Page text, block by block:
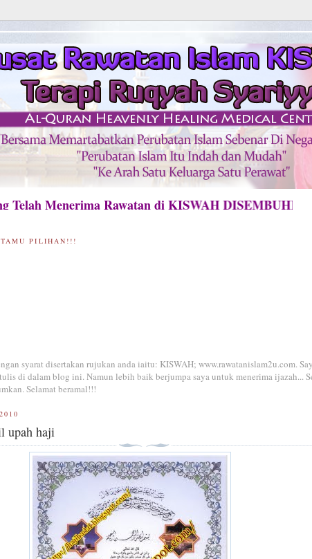
Menerima Rawatan di KISWAH DISEMBUHKAN
PILIHAN!!!
syarat disertakan rujukan anda iaitu: KISWAH; www.rawatanislam2u.com.
di dalam blog ini. Namun lebih baik berjumpa saya untuk menerima ijazah...
Selamat beramal!!!
upah haji